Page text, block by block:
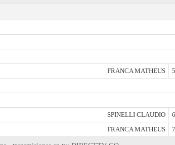
FRANCA MATHEUS
SPINELLI CLAUDIO
FRANCA MATHEUS